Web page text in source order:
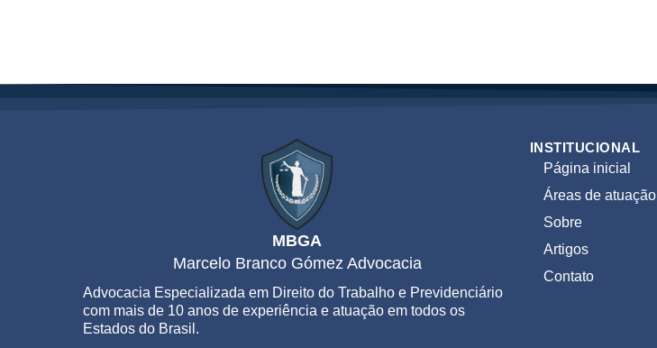
MBGA
Marcelo Branco Gómez Advocacia
Advocacia Especializada em Direito do Trabalho e Previdenciário
com mais de 10 anos de experiência e atuação em todos os
Estados do Brasil.
INSTITUCIONAL
Página inicial
Áreas de atuação
Sobre
Artigos
Contato